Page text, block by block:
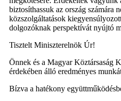
biztosíthassuk az ország számára
közszolgáltatások
dolgozóknak perspektívát nyújtó
Tisztelt Miniszterelnök Úr!
Önnek és a Magyar Köztársaság
érdekében álló eredményes
Bízva a hatékony